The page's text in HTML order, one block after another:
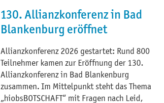
130. Allianzkonferenz in Bad
Blankenburg eröffnet
Allianzkonferenz 2026 gestartet: Rund 800
Teilnehmer kamen zur Eröffnung der 130.
Allianzkonferenz in Bad Blankenburg
zusammen. Im Mittelpunkt steht das Thema
„hiobsBOTSCHAFT“ mit Fragen nach Leid,